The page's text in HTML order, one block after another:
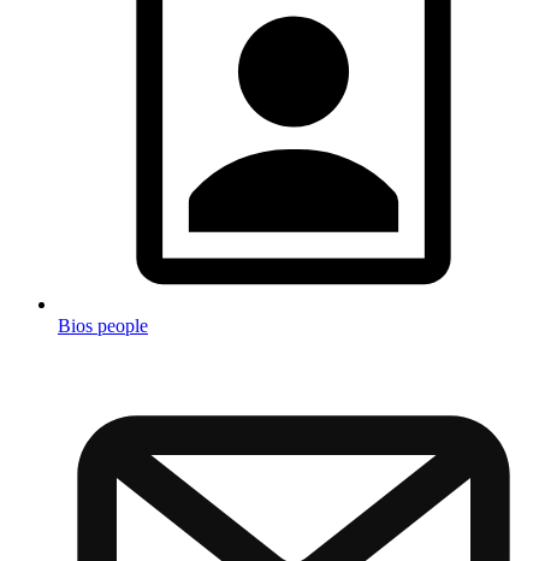
Bios people